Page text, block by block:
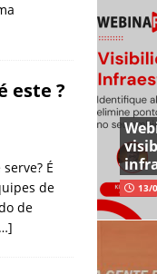
este ?
É
de
de
13/